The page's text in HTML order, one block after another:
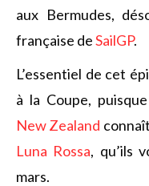
aux Bermudes,
française deSailGP.
L’essentiel de cet
à la Coupe,
New Zealand
Luna Rossa, qu’ils
mars.